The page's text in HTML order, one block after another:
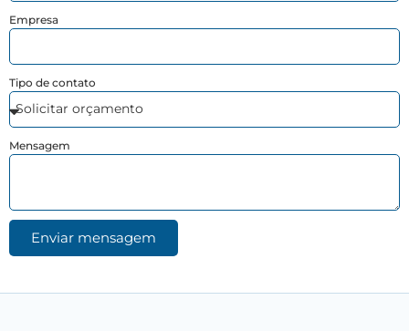
Empresa
Tipo de contato
Mensagem
Enviar mensagem